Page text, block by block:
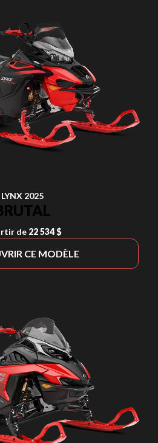
LYNX 2025
de 22 534 $
CE MODÈLE